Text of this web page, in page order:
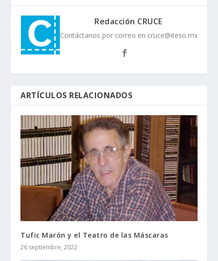
Redacción CRUCE
Contáctanos por correo en cruce@iteso.mx
ARTÍCULOS RELACIONADOS
Tufic Marón y el Teatro de las Máscaras
26 septiembre, 2022